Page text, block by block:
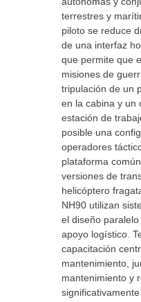
terrestres y
piloto se reduce
de una interfaz
que permite que
misiones de
tripulación de un
en la cabina y un
estación de
posible una
operadores
plataforma
versiones de
helicóptero
NH90 utilizan
el diseño
apoyo logístico.
capacitación
mantenimiento,
mantenimiento y